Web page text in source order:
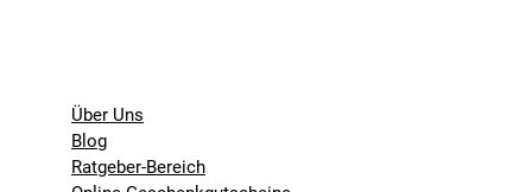
Über Uns
Blog
Ratgeber-Bereich